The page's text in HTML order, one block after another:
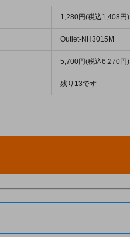
1,280円(税込1,408円)
Outlet-NH3015M
5,700円(税込6,270円)
残り13です